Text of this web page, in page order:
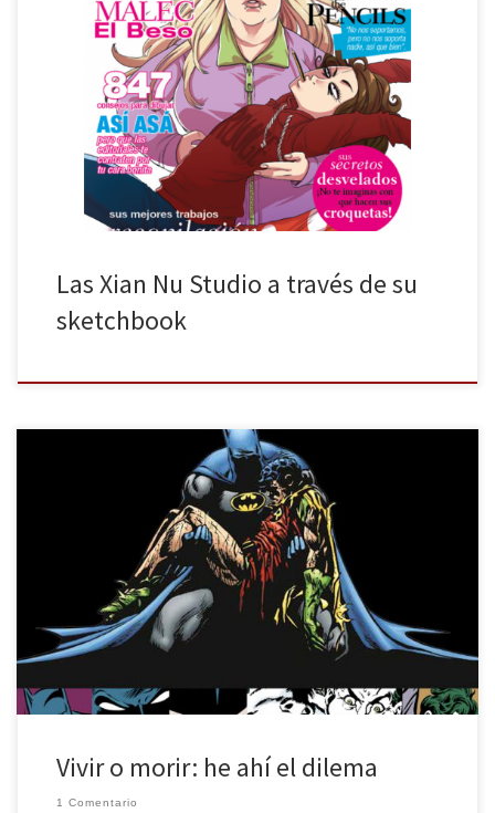
Fandogamia presenta Xian Nu Studio Sketchbook una recopilación
de ilustraciones, páginas de cómics que se quedaron en
proyectos, fanarts, etc. de Laura e Irena. A través de estas páginas,
se puede observar la evolución artística de las artístas. Así como
sus pasos en el mundo laboral del cómic y la […]
Las Xian Nu Studio a través de su
sketchbook
Batman es uno de esos personajes icónicos del cómic que, a día
de hoy, es imposible que nadie haya oído hablar de él, ya que, a
lo largo de las últimas décadas, hemos tenido numerosas
adaptaciones tanto en la pequeña como en la gran pantalla. Sin
embargo, lo que muy […]
Vivir o morir: he ahí el dilema
1 Comentario